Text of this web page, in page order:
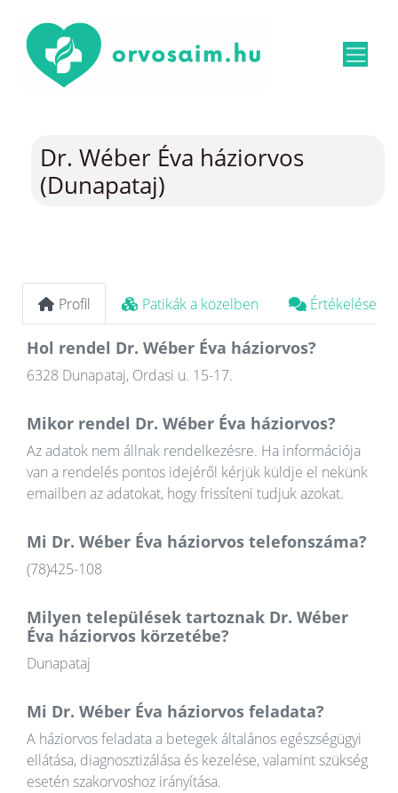
Dr. Wéber Éva háziorvos
(Dunapataj)
Profil Patikák a közelben Értékelések
Hol rendel Dr. Wéber Éva háziorvos?
6328 Dunapataj, Ordasi u. 15-17.
Mikor rendel Dr. Wéber Éva háziorvos?
Az adatok nem állnak rendelkezésre. Ha információja
van a rendelés pontos idejéről kérjük küldje el nekünk
emailben az adatokat, hogy frissíteni tudjuk azokat.
Mi Dr. Wéber Éva háziorvos telefonszáma?
(78)425-108
Milyen települések tartoznak Dr. Wéber
Éva háziorvos körzetébe?
Dunapataj
Mi Dr. Wéber Éva háziorvos feladata?
A háziorvos feladata a betegek általános egészségügyi
ellátása, diagnosztizálása és kezelése, valamint szükség
esetén szakorvoshoz irányítása.